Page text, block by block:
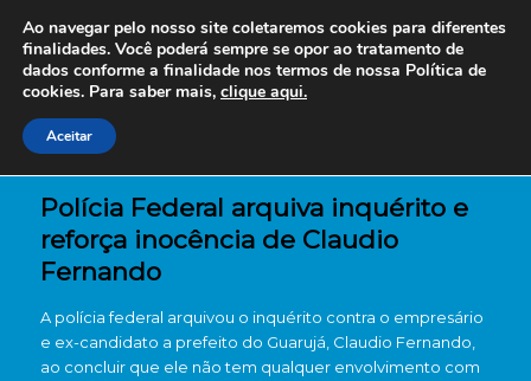
Polícia Federal arquiva inquérito e
reforça inocência de Claudio
Fernando
A polícia federal arquivou o inquérito contra o empresário
e ex-candidato a prefeito do Guarujá, Claudio Fernando,
ao concluir que ele não tem qualquer envolvimento com
Ao navegar pelo nosso site coletaremos cookies para diferentes
finalidades. Você poderá sempre se opor ao tratamento de
dados conforme a finalidade nos termos de nossa Política de
cookies. Para saber mais, clique aqui.
Aceitar